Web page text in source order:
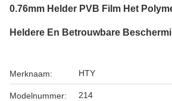
0.76mm Helder PVB Film Het
Heldere En Betrouwbare
Merknaam: HTY
Modelnummer: 214